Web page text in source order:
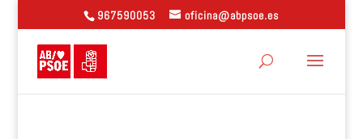
967590053 oficina@abpsoe.es